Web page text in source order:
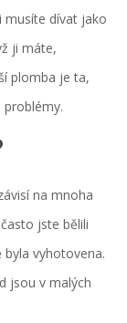
musíte dívat jako
ji máte,
plomba je ta,
na mnoha
jste bělili
byla vyhotovena.
jsou v malých